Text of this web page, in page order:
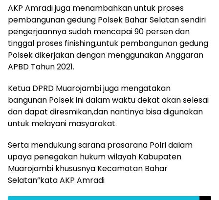
AKP Amradi juga menambahkan untuk proses
pembangunan gedung Polsek Bahar Selatan sendiri
pengerjaannya sudah mencapai 90 persen dan
tinggal proses finishing,untuk pembangunan gedung
Polsek dikerjakan dengan menggunakan Anggaran
APBD Tahun 2021.
Ketua DPRD Muarojambi juga mengatakan
bangunan Polsek ini dalam waktu dekat akan selesai
dan dapat diresmikan,dan nantinya bisa digunakan
untuk melayani masyarakat.
Serta mendukung sarana prasarana Polri dalam
upaya penegakan hukum wilayah Kabupaten
Muarojambi khususnya Kecamatan Bahar
Selatan”kata AKP Amradi